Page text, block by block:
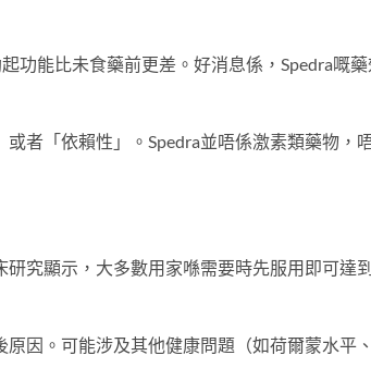
功能比未食藥前更差。好消息係，Spedra嘅
者「依賴性」。Spedra並唔係激素類藥物，
究顯示，大多數用家喺需要時先服用即可達
因。可能涉及其他健康問題（如荷爾蒙水平